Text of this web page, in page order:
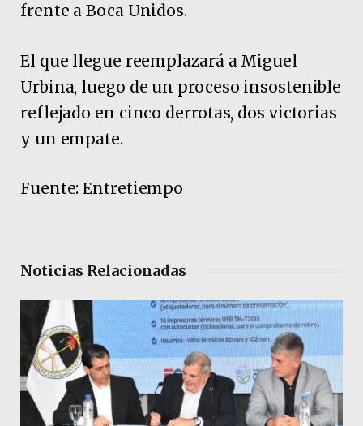
frente a Boca Unidos.
El que llegue reemplazará a Miguel
Urbina, luego de un proceso insostenible
reflejado en cinco derrotas, dos victorias
y un empate.
Fuente: Entretiempo
Noticias Relacionadas